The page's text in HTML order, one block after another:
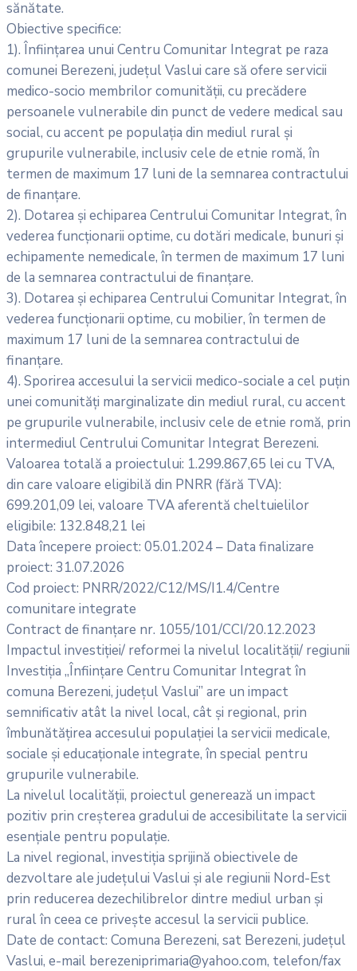
sănătate.
Obiective specifice:
1). Înființarea unui Centru Comunitar Integrat pe raza
comunei Berezeni, județul Vaslui care să ofere servicii
medico-socio membrilor comunității, cu precădere
persoanele vulnerabile din punct de vedere medical sau
social, cu accent pe populația din mediul rural și
grupurile vulnerabile, inclusiv cele de etnie romă, în
termen de maximum 17 luni de la semnarea contractului
de finanțare.
2). Dotarea și echiparea Centrului Comunitar Integrat, în
vederea funcționarii optime, cu dotări medicale, bunuri şi
echipamente nemedicale, în termen de maximum 17 luni
de la semnarea contractului de finanțare.
3). Dotarea și echiparea Centrului Comunitar Integrat, în
vederea funcționarii optime, cu mobilier, în termen de
maximum 17 luni de la semnarea contractului de
finanțare.
4). Sporirea accesului la servicii medico-sociale a cel puțin
unei comunități marginalizate din mediul rural, cu accent
pe grupurile vulnerabile, inclusiv cele de etnie romă, prin
intermediul Centrului Comunitar Integrat Berezeni.
Valoarea totală a proiectului: 1.299.867,65 lei cu TVA,
din care valoare eligibilă din PNRR (fără TVA):
699.201,09 lei, valoare TVA aferentă cheltuielilor
eligibile: 132.848,21 lei
Data începere proiect: 05.01.2024 – Data finalizare
proiect: 31.07.2026
Cod proiect: PNRR/2022/C12/MS/I1.4/Centre
comunitare integrate
Contract de finanțare nr. 1055/101/CCI/20.12.2023
Impactul investiției/ reformei la nivelul localității/ regiunii
Investiția „Înființare Centru Comunitar Integrat în
comuna Berezeni, județul Vaslui” are un impact
semnificativ atât la nivel local, cât și regional, prin
îmbunătățirea accesului populației la servicii medicale,
sociale și educaționale integrate, în special pentru
grupurile vulnerabile.
La nivelul localității, proiectul generează un impact
pozitiv prin creșterea gradului de accesibilitate la servicii
esențiale pentru populație.
La nivel regional, investiția sprijină obiectivele de
dezvoltare ale județului Vaslui și ale regiunii Nord-Est
prin reducerea dezechilibrelor dintre mediul urban și
rural în ceea ce privește accesul la servicii publice.
Date de contact: Comuna Berezeni, sat Berezeni, județul
Vaslui, e-mail berezeniprimaria@yahoo.com, telefon/fax